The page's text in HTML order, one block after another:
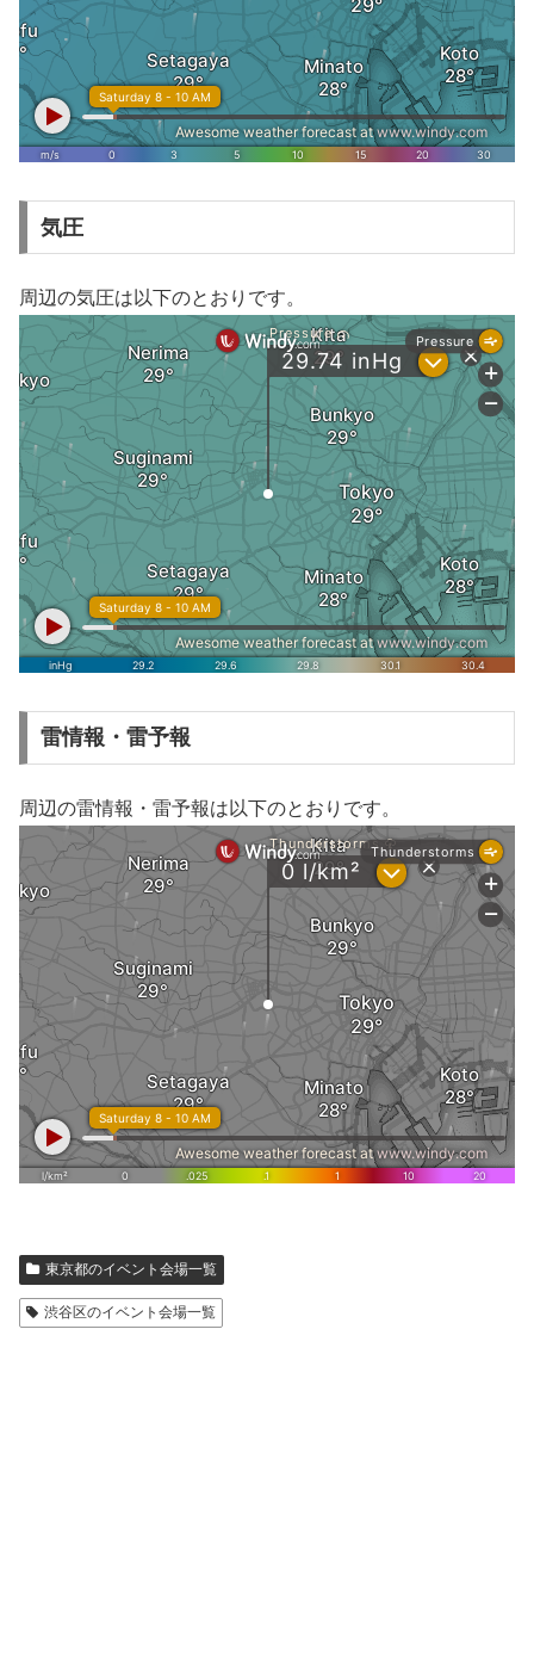
気圧
周辺の気圧は以下のとおりです。
雷情報・雷予報
周辺の雷情報・雷予報は以下のとおりです。
東京都のイベント会場一覧
渋谷区のイベント会場一覧